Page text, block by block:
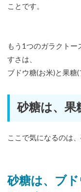
ことです。
もう1つのガラクトー
すさは、
ブドウ糖(お米)と果糖
砂糖は、果
ここで気になるのは、
砂糖は、ブ